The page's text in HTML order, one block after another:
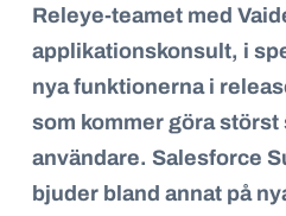
Releye-teamet med
applikationskonsult, i
nya funktionerna i
som kommer göra
användare. Salesforce
bjuder bland annat på